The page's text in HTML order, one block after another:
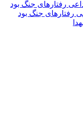
رفتارهای جنگ بود